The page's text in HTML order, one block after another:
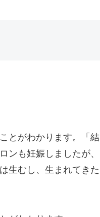
とがわかります。「結
ンも妊娠しましたが、
生むし、生まれてきた